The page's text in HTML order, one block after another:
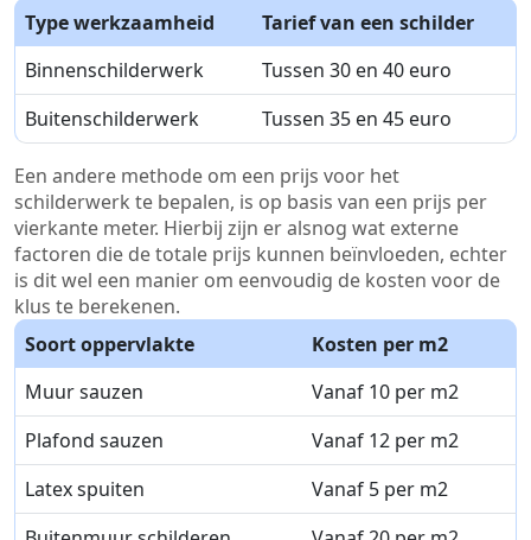
Type werkzaamheid
Tarief van een schilder
Binnenschilderwerk
Tussen 30 en 40 euro
Buitenschilderwerk
Tussen 35 en 45 euro
Een andere methode om een prijs voor het
schilderwerk te bepalen, is op basis van een prijs per
vierkante meter. Hierbij zijn er alsnog wat externe
factoren die de totale prijs kunnen beïnvloeden, echter
is dit wel een manier om eenvoudig de kosten voor de
klus te berekenen.
Soort oppervlakte
Kosten per m2
Muur sauzen
Vanaf 10 per m2
Plafond sauzen
Vanaf 12 per m2
Latex spuiten
Vanaf 5 per m2